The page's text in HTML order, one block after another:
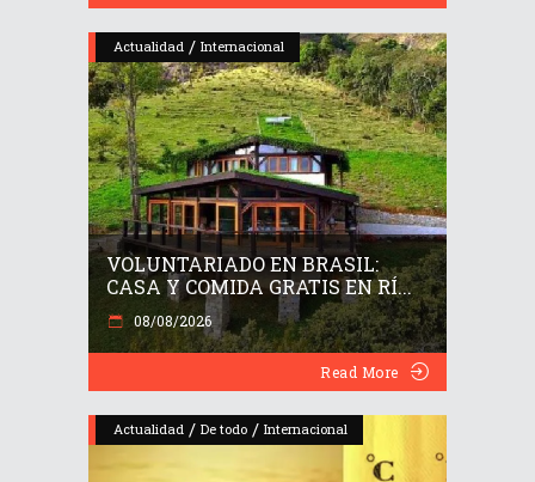
Actualidad / Internacional
VOLUNTARIADO EN BRASIL:
CASA Y COMIDA GRATIS EN RÍ...
08/08/2026
Read More
Actualidad / De todo / Internacional